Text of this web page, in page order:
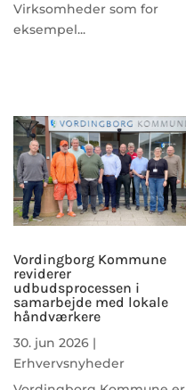
Virksomheder som for
eksempel...
Vordingborg Kommune
reviderer
udbudsprocessen i
samarbejde med lokale
håndværkere
30. jun 2026|
Erhvervsnyheder